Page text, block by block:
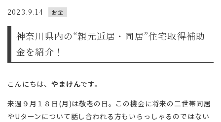
2023.9.14 お金
神奈川県内の“親元近居・同居”住宅取得補助
金を紹介！
こんにちは、やまけんです。
来週９月１８日(月)は敬老の日。この機会に将来の二世帯同居
やUターンについて話し合われる方もいらっしゃるのではない